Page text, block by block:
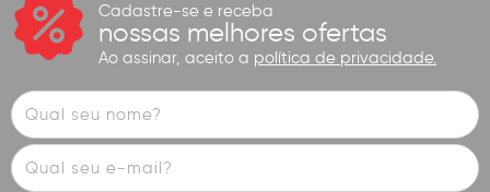
Cadastre-se e receba
nossas melhores ofertas
Ao assinar, aceito a política de privacidade.